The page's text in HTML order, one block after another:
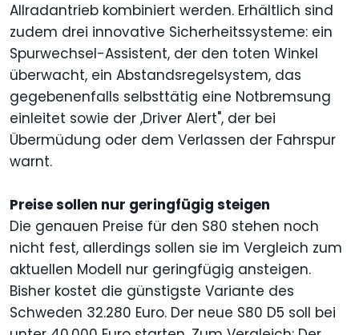
Allradantrieb kombiniert werden. Erhältlich sind
zudem drei innovative Sicherheitssysteme: ein
Spurwechsel-Assistent, der den toten Winkel
überwacht, ein Abstandsregelsystem, das
gegebenenfalls selbsttätig eine Notbremsung
einleitet sowie der ,Driver Alert", der bei
Übermüdung oder dem Verlassen der Fahrspur
warnt.
Preise sollen nur geringfügig steigen
Die genauen Preise für den S80 stehen noch
nicht fest, allerdings sollen sie im Vergleich zum
aktuellen Modell nur geringfügig ansteigen.
Bisher kostet die günstigste Variante des
Schweden 32.280 Euro. Der neue S80 D5 soll bei